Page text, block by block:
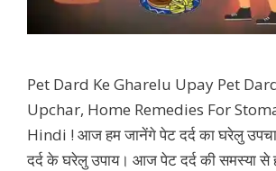
Pet Dard Ke Gharelu Upay Pet
Upchar, Home Remedies For
Hindi ! आज हम जानेंगे पेट दर्द का घरेलु
दर्द के घरेलु उपाय। आज पेट दर्द की समस्या से